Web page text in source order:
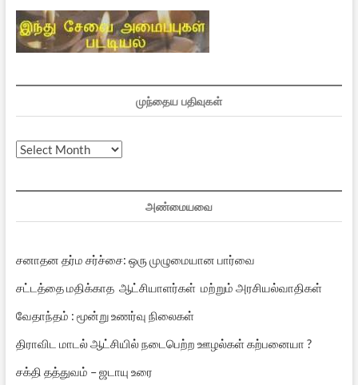
முந்தைய பதிவுகள்
முந்தைய
அண்மையவை
சனாதன தர்ம சர்ச்சை: ஒரு முழுமையான பார்வை
சட்டத்தை மதிக்காத ஆட்சியாளர்கள் மற்றும் அரசியல்வாதிகள்
வேதாந்தம் : மூன்று உணர்வு நிலைகள்
திராவிட மாடல் ஆட்சியில் நடைபெற்ற ஊழல்கள் கற்பனையா ?
சக்தி தத்துவம் – ஜடாயு உரை